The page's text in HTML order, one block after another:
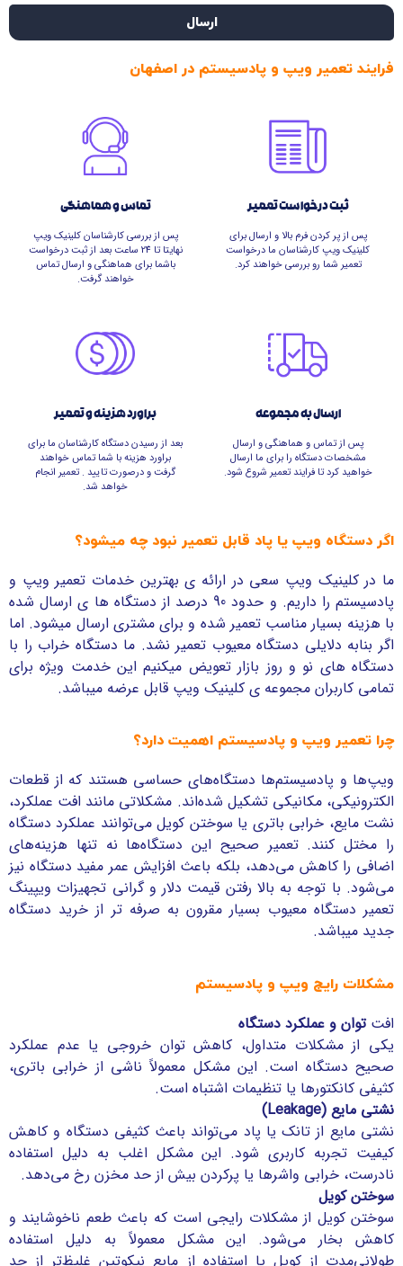
ارسال
فرایند تعمیر ویپ و پادسیستم در اصفهان
ثبت درخواست تعمیر
پس از پر کردن فرم بالا و ارسال برای
کلینیک ویپ کارشناسان ما درخواست
تعمیر شما رو بررسی خواهند کرد.
تماس و هماهنگی
پس از بررسی کارشناسان کلینیک ویپ
نهایتا تا 24 ساعت بعد از ثبت درخواست
باشما برای هماهنگی و ارسال تماس
خواهند گرفت.
ارسال به مجموعه
پس از تماس و هماهنگی و ارسال
مشخصات دستگاه را برای ما ارسال
خواهید کرد تا فرایند تعمیر شروع شود.
براورد هزینه و تعمیر
بعد از رسیدن دستگاه کارشناسان ما برای
براورد هزینه با شما تماس خواهند
گرفت و درصورت تایید . تعمیر انجام
خواهد شد.
اگر دستگاه ویپ یا پاد قابل تعمیر نبود چه میشود؟
ما در کلینیک ویپ سعی در ارائه ی بهترین خدمات تعمیر ویپ و
پادسیستم را داریم. و حدود 90 درصد از دستگاه ها ی ارسال شده
با هزینه بسیار مناسب تعمیر شده و برای مشتری ارسال میشود. اما
اگر بنابه دلایلی دستگاه معیوب تعمیر نشد. ما دستگاه خراب را با
دستگاه های نو و روز بازار تعویض میکنیم این خدمت ویژه برای
تمامی کاربران مجموعه ی کلینیک ویپ قابل عرضه میباشد.
چرا تعمیر ویپ و پادسیستم اهمیت دارد؟
ویپ‌ها و پادسیستم‌ها دستگاه‌های حساسی هستند که از قطعات
الکترونیکی، مکانیکی تشکیل شده‌اند. مشکلاتی مانند افت عملکرد،
نشت مایع، خرابی باتری یا سوختن کویل می‌توانند عملکرد دستگاه
را مختل کنند. تعمیر صحیح این دستگاه‌ها نه تنها هزینه‌های
اضافی را کاهش می‌دهد، بلکه باعث افزایش عمر مفید دستگاه نیز
می‌شود. با توجه به بالا رفتن قیمت دلار و گرانی تجهیزات ویپینگ
تعمیر دستگاه معیوب بسیار مقرون به صرفه تر از خرید دستگاه
جدید میباشد.
مشکلات رایج ویپ و پادسیستم
افت توان و عملکرد دستگاه
یکی از مشکلات متداول، کاهش توان خروجی یا عدم عملکرد
صحیح دستگاه است. این مشکل معمولاً ناشی از خرابی باتری،
کثیفی کانکتورها یا تنظیمات اشتباه است.
نشتی مایع (Leakage)
نشتی مایع از تانک یا پاد می‌تواند باعث کثیفی دستگاه و کاهش
کیفیت تجربه کاربری شود. این مشکل اغلب به دلیل استفاده
نادرست، خرابی واشرها یا پرکردن بیش از حد مخزن رخ می‌دهد.
سوختن کویل
سوختن کویل از مشکلات رایجی است که باعث طعم ناخوشایند و
کاهش بخار می‌شود. این مشکل معمولاً به دلیل استفاده
طولانی‌مدت از کویل یا استفاده از مایع نیکوتین غلیظ‌تر از حد